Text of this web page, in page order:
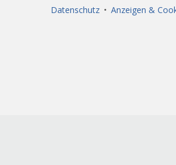
Datenschutz • Anzeigen &